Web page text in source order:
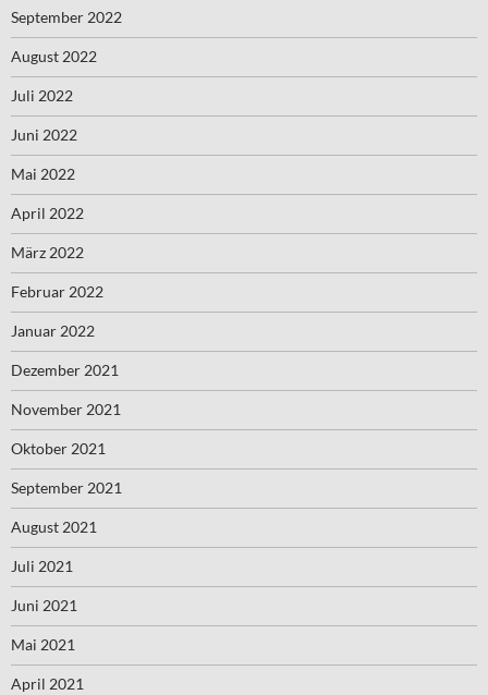
September 2022
August 2022
Juli 2022
Juni 2022
Mai 2022
April 2022
März 2022
Februar 2022
Januar 2022
Dezember 2021
November 2021
Oktober 2021
September 2021
August 2021
Juli 2021
Juni 2021
Mai 2021
April 2021